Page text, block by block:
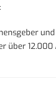
über